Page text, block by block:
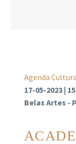
Agenda
17-05-2023 |
Belas Artes -